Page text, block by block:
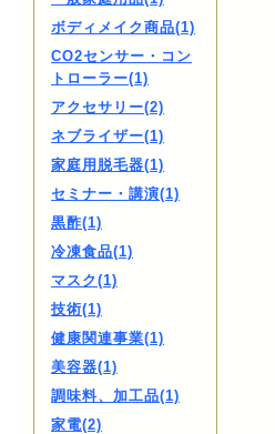
ボディメイク商品(1)
CO2センサー・コン
トローラー(1)
アクセサリー(2)
ネブライザー(1)
家庭用脱毛器(1)
セミナー・講演(1)
黒酢(1)
冷凍食品(1)
マスク(1)
技術(1)
健康関連事業(1)
美容器(1)
調味料、加工品(1)
家電(2)